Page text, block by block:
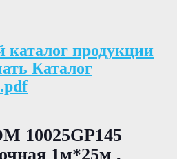
продукции
Каталог
10025GP145
1м*25м .